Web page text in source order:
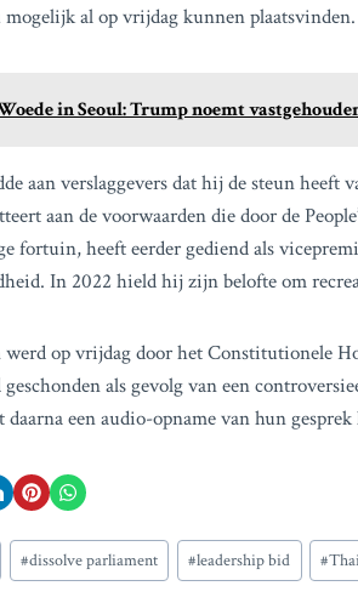
al op vrijdag kunnen plaatsvinden.
in Seoul: Trump noemt
aan verslaggevers dat hij de steun
aan de voorwaarden die door de
fortuin, heeft eerder gediend als
In 2022 hield hij zijn belofte om
werd op vrijdag door het Constitutionele
als gevolg van een
daarna een audio-opname van hun gesprek
#dissolve parliament #leadership bid #